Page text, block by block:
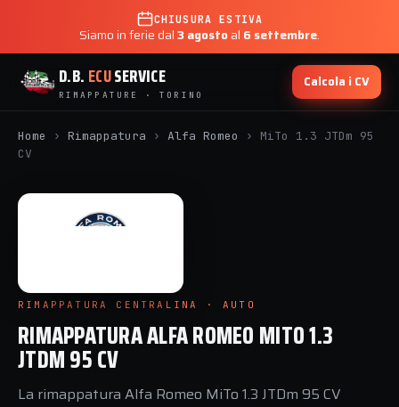
CHIUSURA ESTIVA
Siamo in ferie dal3 agostoal 6 settembre.
D.B. ECUSERVICE
RIMAPPATURE · TORINO
Calcola i CV
Home › Rimappatura › Alfa Romeo › MiTo 1.3 JTDm 95
CV
RIMAPPATURA CENTRALINA · AUTO
RIMAPPATURA ALFA ROMEO MITO 1.3
JTDM 95 CV
La rimappatura Alfa Romeo MiTo 1.3 JTDm 95 CV